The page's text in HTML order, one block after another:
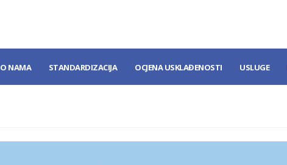
O NAMA STANDARDIZACIJA OCJENA USKLAĐENOSTI USLUGE